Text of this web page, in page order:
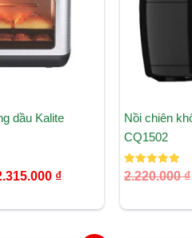
dầu Kalite
₫
Nồi chiên
CQ1502
Được xếp
hạng
2.220.000₫